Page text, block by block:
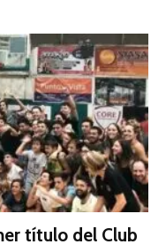
título del Club